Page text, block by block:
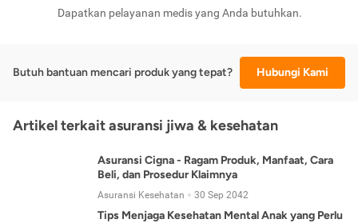
Dapatkan pelayanan medis yang Anda butuhkan.
Butuh bantuan mencari produk yang tepat? Hubungi Kami
Artikel terkait asuransi jiwa & kesehatan
Asuransi Cigna - Ragam Produk, Manfaat, Cara
Beli, dan Prosedur Klaimnya
Asuransi Kesehatan 30 Sep 2042
Tips Menjaga Kesehatan Mental Anak yang Perlu